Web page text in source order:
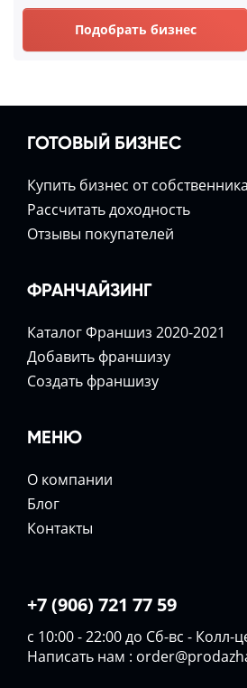
Подобрать бизнес
ГОТОВЫЙ БИЗНЕС
Купить бизнес от собственника
Расcчитать доходность
Отзывы покупателей
ФРАНЧАЙЗИНГ
Каталог Франшиз 2020-2021
Добавить франшизу
Создать франшизу
МЕНЮ
О компании
Блог
Контакты
+7 (906) 721 77 59
с 10:00 - 22:00 до Сб-вс - Колл-
Написать нам :